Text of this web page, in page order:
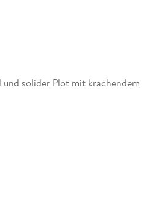
solider Plot mit krachendem